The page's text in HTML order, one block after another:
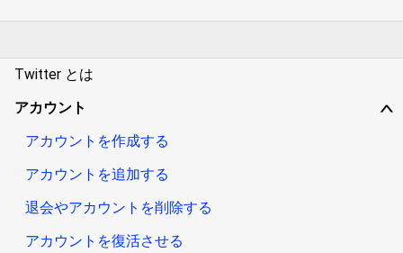
Twitter とは
∨
アカウント
アカウントを作成する
アカウントを追加する
退会やアカウントを削除する
アカウントを復活させる